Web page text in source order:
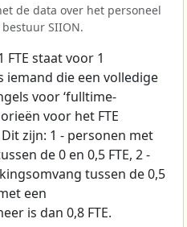
de data over het personeel
SIION.
FTE staat voor 1
iemand die een volledige
voor ‘fulltime-
voor het FTE
zijn: 1 - personen met
de 0 en 0,5 FTE, 2 -
tussen de 0,5
een
is dan 0,8 FTE.